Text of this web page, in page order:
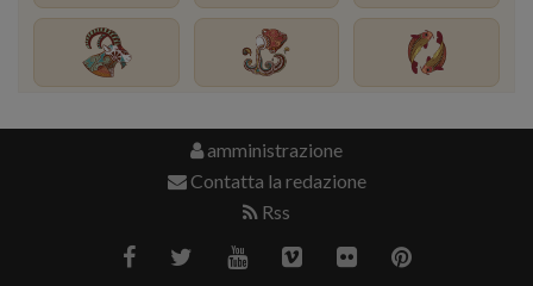
amministrazione
Contatta la redazione
Rss